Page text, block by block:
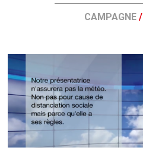
CAMPAGNE/